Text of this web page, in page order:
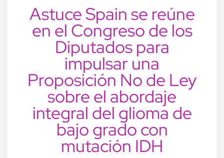
Astuce Spain se reúne
en el Congreso de los
Diputados para
impulsar una
Proposición No de Ley
sobre el abordaje
integral del glioma de
bajo grado con
mutación IDH